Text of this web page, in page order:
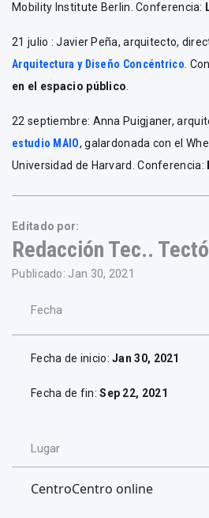
Mobility Institute Berlin. Conferencia:
21 julio : Javier Peña, arquitecto,
Arquitectura y Diseño Concéntrico .
en el espacio público
22 septiembre: Anna Puigjaner,
estudio MAIO, galardonada con el
Universidad de Harvard. Conferencia:
Editado por:
Redacción Tec..
Publicado: Jan 30, 2021
Fecha
Fecha de inicio:Jan 30, 2021
Fecha de fin:Sep 22, 2021
Lugar
CentroCentro online